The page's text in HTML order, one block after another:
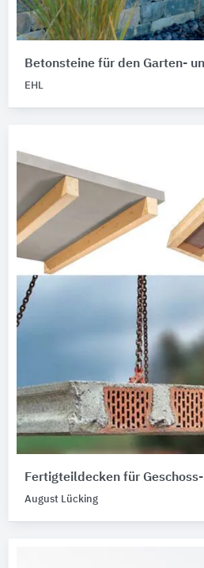
Betonsteine für den Garten-
EHL
Fertigteildecken für
August Lücking